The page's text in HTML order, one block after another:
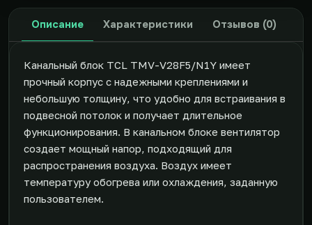
Описание Характеристики Отзывов (0)
Канальный блок TCL TMV-V28F5/N1Y имеет
прочный корпус с надежными креплениями и
небольшую толщину, что удобно для встраивания в
подвесной потолок и получает длительное
функционирования. В канальном блоке вентилятор
создает мощный напор, подходящий для
распространения воздуха. Воздух имеет
температуру обогрева или охлаждения, заданную
пользователем.